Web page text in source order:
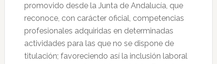
promovido desde la Junta de Andalucía, que
reconoce, con carácter oficial, competencias
profesionales adquiridas en determinadas
actividades para las que no se dispone de
titulación; favoreciendo así la inclusión laboral